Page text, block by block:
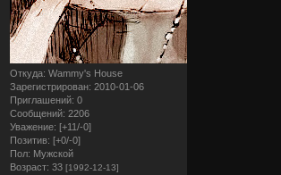
Откуда: Wammy's House
Зарегистрирован: 2010-01-06
Приглашений: 0
Сообщений: 2206
Уважение: [+11/-0]
Позитив: [+0/-0]
Пол: Мужской
Возраст: 33 [1992-12-13]